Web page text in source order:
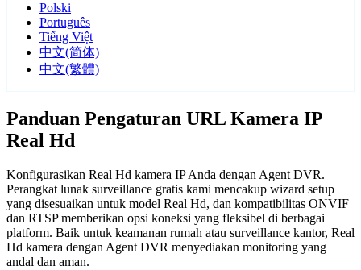
Polski
Português
Tiếng Việt
中文(简体)
中文(繁體)
Panduan Pengaturan URL Kamera IP
Real Hd
Konfigurasikan Real Hd kamera IP Anda dengan Agent DVR.
Perangkat lunak surveillance gratis kami mencakup wizard setup
yang disesuaikan untuk model Real Hd, dan kompatibilitas ONVIF
dan RTSP memberikan opsi koneksi yang fleksibel di berbagai
platform. Baik untuk keamanan rumah atau surveillance kantor, Real
Hd kamera dengan Agent DVR menyediakan monitoring yang
andal dan aman.